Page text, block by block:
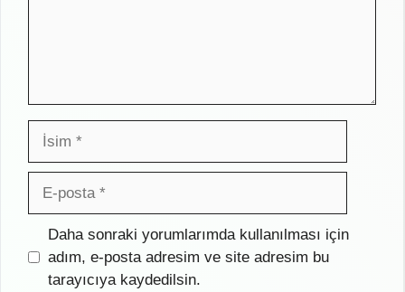
İsim
posta
İnternet
sitesi
Daha sonraki yorumlarımda kullanılması için
adım, e-posta adresim ve site adresim bu
tarayıcıya kaydedilsin.